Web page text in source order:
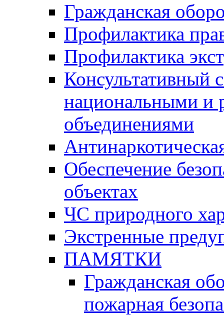
Гражданская
Профилактика
Профилактика
Консультативный
национальными и
объединениями
Обеспечение
объектах
ЧС природного
Экстренные
ПАМЯТКИ
Гражданская
пожарная